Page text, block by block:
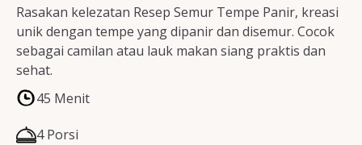
Resep Ikan
Resep Tempe/Tahu
Rasakan kelezatan Resep Semur Tempe Panir, kreasi
unik dengan tempe yang dipanir dan disemur. Cocok
sebagai camilan atau lauk makan siang praktis dan
sehat.
45 Menit
4 Porsi